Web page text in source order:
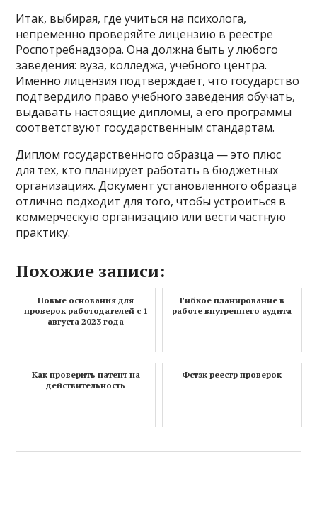
Итак, выбирая, где учиться на психолога,
непременно проверяйте лицензию в реестре
Роспотребнадзора. Она должна быть у любого
заведения: вуза, колледжа, учебного центра.
Именно лицензия подтверждает, что государство
подтвердило право учебного заведения обучать,
выдавать настоящие дипломы, а его программы
соответствуют государственным стандартам.
Диплом государственного образца — это плюс
для тех, кто планирует работать в бюджетных
организациях. Документ установленного образца
отлично подходит для того, чтобы устроиться в
коммерческую организацию или вести частную
практику.
Похожие записи:
Новые основания для
проверок работодателей с 1
августа 2023 года
Гибкое планирование в
работе внутреннего аудита
Как проверить патент на
действительность
Фстэк реестр проверок